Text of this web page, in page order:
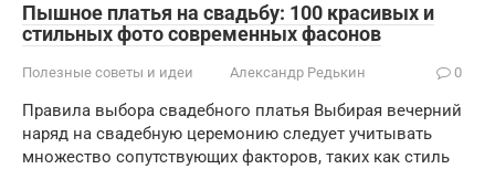
Пышное платья на свадьбу: 100 красивых и
стильных фото современных фасонов
Полезные советы и идеи Александр Редькин 0
Правила выбора свадебного платья Выбирая вечерний
наряд на свадебную церемонию следует учитывать
множество сопутствующих факторов, таких как стиль